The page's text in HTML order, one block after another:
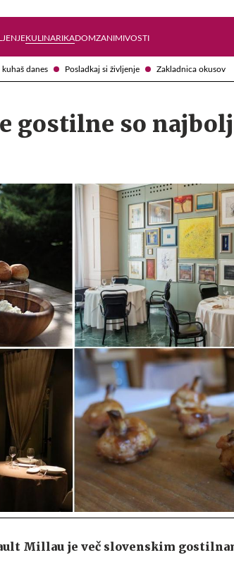
kuhaš danes Posladkaj si življenje Zakladnica okusov
KULINARIKADOMZANIMIVOSTI
gostilne so
Millau je več slovenskim